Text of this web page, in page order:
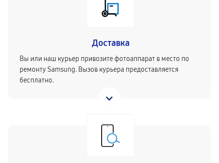
Доставка
Вы или наш курьер привозите фотоаппарат в место по
ремонту Samsung. Вызов курьера предоставляется
бесплатно.